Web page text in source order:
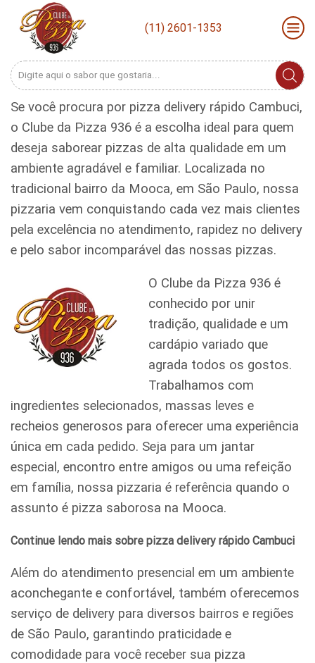
(11) 2601-1353
Search
Se você procura por pizza delivery rápido Cambuci,
o Clube da Pizza 936 é a escolha ideal para quem
deseja saborear pizzas de alta qualidade em um
ambiente agradável e familiar. Localizada no
tradicional bairro da Mooca, em São Paulo, nossa
pizzaria vem conquistando cada vez mais clientes
pela excelência no atendimento, rapidez no delivery
e pelo sabor incomparável das nossas pizzas.
O Clube da Pizza 936 é
conhecido por unir
tradição, qualidade e um
cardápio variado que
agrada todos os gostos.
Trabalhamos com
ingredientes selecionados, massas leves e
recheios generosos para oferecer uma experiência
única em cada pedido. Seja para um jantar
especial, encontro entre amigos ou uma refeição
em família, nossa pizzaria é referência quando o
assunto é pizza saborosa na Mooca.
Continue lendo mais sobre pizza delivery rápido Cambuci
Além do atendimento presencial em um ambiente
aconchegante e confortável, também oferecemos
serviço de delivery para diversos bairros e regiões
de São Paulo, garantindo praticidade e
comodidade para você receber sua pizza